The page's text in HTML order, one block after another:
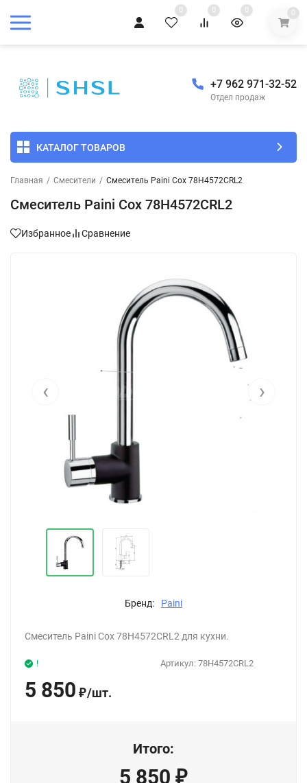
0 0 0 0
+7 962 971-32-52
Отдел продаж
КАТАЛОГ ТОВАРОВ
Главная / Смесители / Смеситель Paini Cox 78H4572CRL2
Смеситель Paini Cox 78H4572CRL2
Избранное Сравнение
‹ ›
Бренд: Paini
Смеситель Paini Cox 78H4572CRL2 для кухни.
Артикул: 78H4572CRL2
!
5 850 ₽/шт.
Итого:
5 850 ₽